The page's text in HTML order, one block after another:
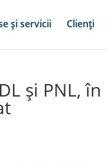
și servicii Clienți
și PNL, în